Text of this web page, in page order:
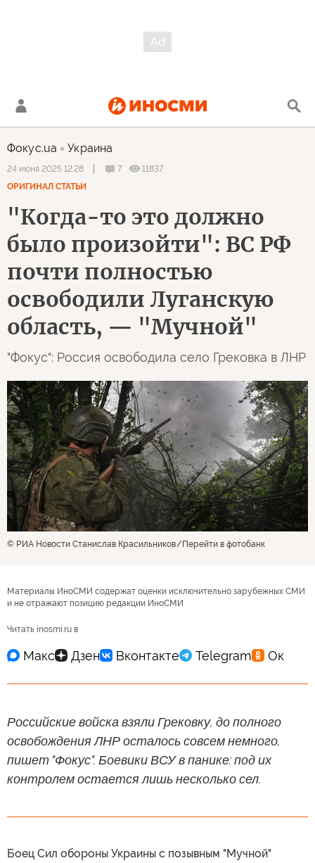
Фокус.ua Украина
24 июня 2025 12:28 7
11837
ОРИГИНАЛ СТАТЬИ
"Когда-то это должно
было произойти": ВС РФ
почти полностью
освободили Луганскую
область, — "Мучной"
"Фокус": Россия освободила село Грековка в ЛНР
© РИА Новости Станислав Красильников Перейти в фотобанк
Материалы ИноСМИ содержат оценки исключительно зарубежных СМИ
и не отражают позицию редакции ИноСМИ
Читать inosmi.ru в
Российские войска взяли Грековку, до полного
освобождения ЛНР осталось совсем немного,
пишет "Фокус". Боевики ВСУ в панике: под их
контролем остается лишь несколько сел.
Боец Сил обороны Украины с позывным "Мучной"